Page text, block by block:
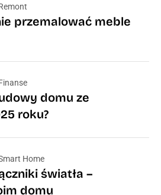
przemalować meble
domu ze
roku?
Home
światła –
domu